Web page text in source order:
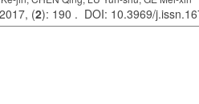
(2): 190 . DOI: 10.3969/